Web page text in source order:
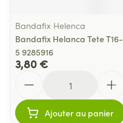
Bandafix Helenca
Bandafix Helanca Tete T16-
5 9285916
3,80 €
Ajouter au panier